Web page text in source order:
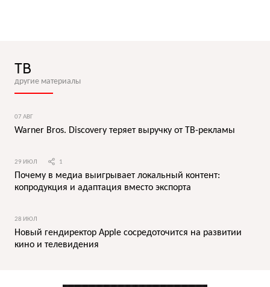
ТВ
другие материалы
07 АВГ
Warner Bros. Discovery теряет выручку от ТВ-рекламы
29 ИЮЛ 1
Почему в медиа выигрывает локальный контент:
копродукция и адаптация вместо экспорта
28 ИЮЛ
Новый гендиректор Apple сосредоточится на развитии
кино и телевидения